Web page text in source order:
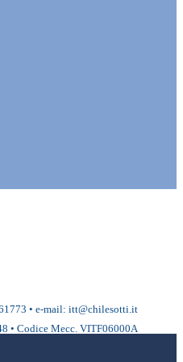
• e-mail: itt@chilesotti.it
• Codice Mecc. VITF06000A